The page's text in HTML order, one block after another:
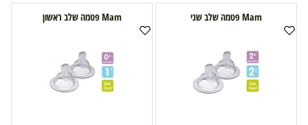
Mam פטמה שלב שני Mam פטמה שלב ראשון